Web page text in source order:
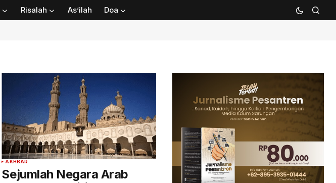
Risalah As’ilah Doa
AKHBAR
Sejumlah Negara Arab